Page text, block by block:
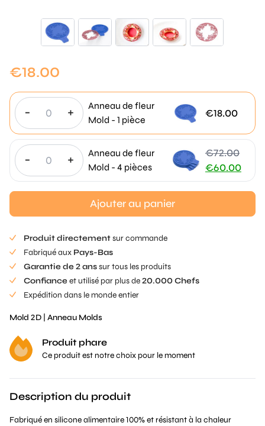
€18.00
- +
Anneau de fleur
Mold - 1 pièce
€18.00
- +
Anneau de fleur
Mold - 4 pièces
€72.00
Le
prix
€60.00
Le
Ajouter au panier
Produit directementsur commande
Fabriqué aux Pays-Bas
Garantie de 2 anssur tous les produits
Confianceet utilisé par plus de20.000 Chefs
Expédition dans le monde entier
Mold 2D Anneau Molds
Produit phare
Ce produit est notre choix pour le moment
Description du produit
Fabriqué en silicone alimentaire 100% et résistant à la chaleur